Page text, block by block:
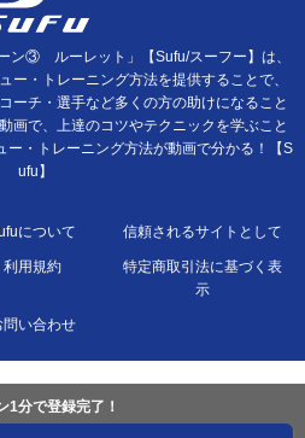
1分で登録完了！
ン③ ルーレット」【Sufu/スーフー】は、
ー・トレーニング方法を提供することで、
ーチ・選手など多くの方の助けになること
画で、上達のコツやテクニックを学ぶこと
ー・トレーニング方法が動画で分かる！【S
ufu】
について 信頼されるサイトとして
利用規約
特定商取引法に基づく表
示
問い合わせ